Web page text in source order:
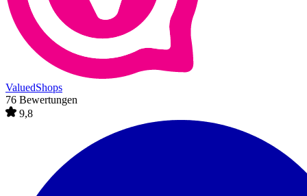
ValuedShops
76 Bewertungen
9,8